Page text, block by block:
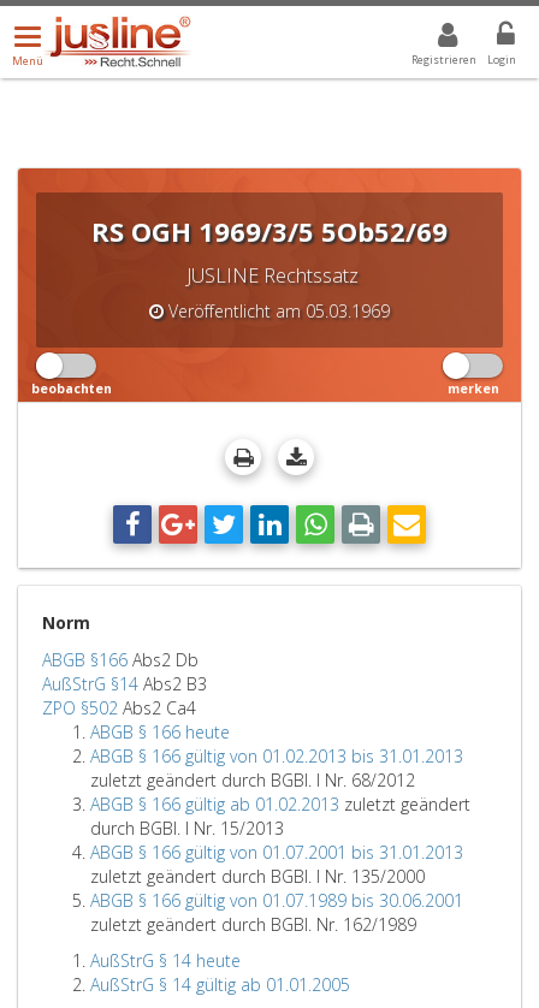
Registrieren Login
Menü
öffnen/schließen
Menü
ALLE DROPDOWN: GEWÄHLTER WERT IST ALLE
RS OGH 1969/3/5 5Ob52/69
JUSLINE Rechtssatz
Veröffentlicht am 05.03.1969
beobachten merken
Norm
ABGB §166 Abs2 Db
AußStrG §14 Abs2 B3
ZPO §502 Abs2 Ca4
ABGB § 166 heute
ABGB § 166 gültig von 01.02.2013 bis 31.01.2013
zuletzt geändert durch BGBl. I Nr. 68/2012
ABGB § 166 gültig ab 01.02.2013 zuletzt geändert
durch BGBl. I Nr. 15/2013
ABGB § 166 gültig von 01.07.2001 bis 31.01.2013
zuletzt geändert durch BGBl. I Nr. 135/2000
ABGB § 166 gültig von 01.07.1989 bis 30.06.2001
zuletzt geändert durch BGBl. Nr. 162/1989
AußStrG § 14 heute
AußStrG § 14 gültig ab 01.01.2005